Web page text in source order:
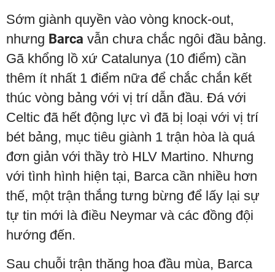
Sớm giành quyền vào vòng knock-out,
nhưng Barca vẫn chưa chắc ngôi đầu bảng.
Gã khổng lồ xứ Catalunya (10 điểm) cần
thêm ít nhất 1 điểm nữa để chắc chắn kết
thúc vòng bảng với vị trí dẫn đầu. Đá với
Celtic đã hết động lực vì đã bị loại với vị trí
bét bảng, mục tiêu giành 1 trận hòa là quá
đơn giản với thầy trò HLV Martino. Nhưng
với tình hình hiện tại, Barca cần nhiều hơn
thế, một trận thắng tưng bừng để lấy lại sự
tự tin mới là điều Neymar và các đồng đội
hướng đến.
Sau chuỗi trận thăng hoa đầu mùa, Barca